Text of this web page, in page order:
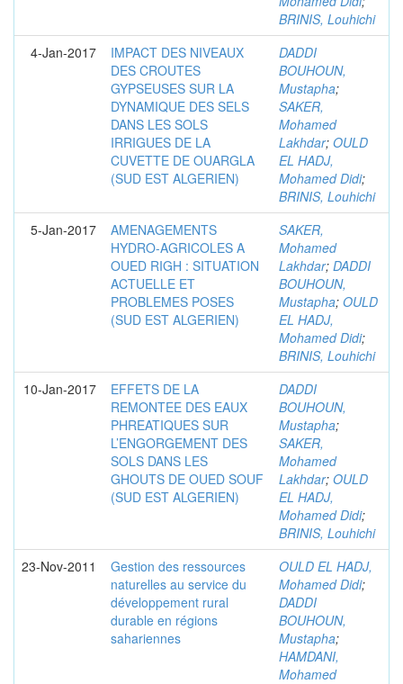
BRINIS, Louhichi
4-Jan-2017
IMPACT DES NIVEAUX
DES CROUTES
GYPSEUSES SUR LA
DYNAMIQUE DES SELS
DANS LES SOLS
IRRIGUES DE LA
CUVETTE DE OUARGLA
(SUD EST ALGERIEN)
DADDI
BOUHOUN,
Mustapha;
SAKER,
Mohamed
Lakhdar; OULD
EL HADJ,
Mohamed Didi;
BRINIS, Louhichi
5-Jan-2017
AMENAGEMENTS
HYDRO-AGRICOLES A
OUED RIGH : SITUATION
ACTUELLE ET
PROBLEMES POSES
(SUD EST ALGERIEN)
SAKER,
Mohamed
Lakhdar; DADDI
BOUHOUN,
Mustapha; OULD
EL HADJ,
Mohamed Didi;
BRINIS, Louhichi
10-Jan-2017
EFFETS DE LA
REMONTEE DES EAUX
PHREATIQUES SUR
L’ENGORGEMENT DES
SOLS DANS LES
GHOUTS DE OUED SOUF
(SUD EST ALGERIEN)
DADDI
BOUHOUN,
Mustapha;
SAKER,
Mohamed
Lakhdar; OULD
EL HADJ,
Mohamed Didi;
BRINIS, Louhichi
23-Nov-2011
Gestion des ressources
naturelles au service du
développement rural
durable en régions
sahariennes
OULD EL HADJ,
Mohamed Didi;
DADDI
BOUHOUN,
Mustapha;
HAMDANI,
Mohamed